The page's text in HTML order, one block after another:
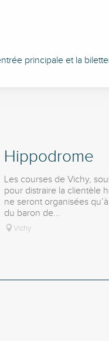
principale et la
Hippodrome
Les courses de Vichy,
pour distraire la clientèle
ne seront organisées
du baron de...
Vichy